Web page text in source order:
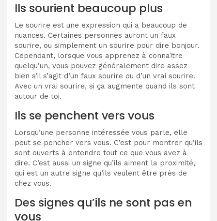
Ils sourient beaucoup plus
Le sourire est une expression qui a beaucoup de
nuances. Certaines personnes auront un faux
sourire, ou simplement un sourire pour dire bonjour.
Cependant, lorsque vous apprenez à connaître
quelqu’un, vous pouvez généralement dire assez
bien s’il s’agit d’un faux sourire ou d’un vrai sourire.
Avec un vrai sourire, si ça augmente quand ils sont
autour de toi.
Ils se penchent vers vous
Lorsqu’une personne intéressée vous parle, elle
peut se pencher vers vous. C’est pour montrer qu’ils
sont ouverts à entendre tout ce que vous avez à
dire. C’est aussi un signe qu’ils aiment la proximité,
qui est un autre signe qu’ils veulent être près de
chez vous.
Des signes qu’ils ne sont pas en
vous